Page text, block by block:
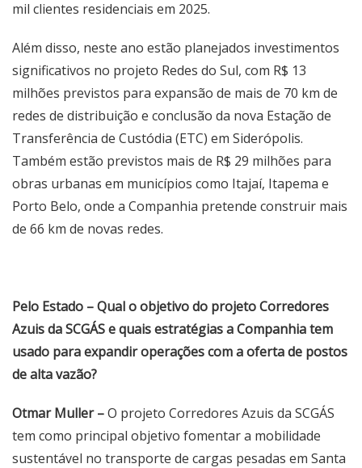
mil clientes residenciais em 2025.
Além disso, neste ano estão planejados investimentos
significativos no projeto Redes do Sul, com R$ 13
milhões previstos para expansão de mais de 70 km de
redes de distribuição e conclusão da nova Estação de
Transferência de Custódia (ETC) em Siderópolis.
Também estão previstos mais de R$ 29 milhões para
obras urbanas em municípios como Itajaí, Itapema e
Porto Belo, onde a Companhia pretende construir mais
de 66 km de novas redes.
Pelo Estado – Qual o objetivo do projeto Corredores
Azuis da SCGÁS e quais estratégias a Companhia tem
usado para expandir operações com a oferta de postos
de alta vazão?
Otmar Muller –O projeto Corredores Azuis da SCGÁS
tem como principal objetivo fomentar a mobilidade
sustentável no transporte de cargas pesadas em Santa